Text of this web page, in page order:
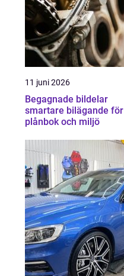
11 juni 2026
Begagnade bildelar
smartare bilägande för
plånbok och miljö